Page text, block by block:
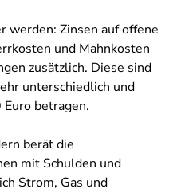
werden: Zinsen auf offene
und Mahnkosten
zusätzlich. Diese sind
unterschiedlich und
betragen.
berät die
mit Schulden und
Strom, Gas und